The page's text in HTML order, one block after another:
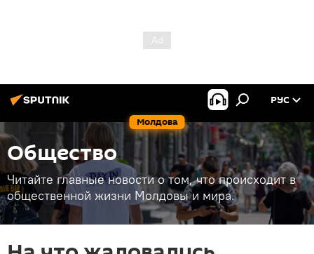
Молдова
РУС
Общество
Читайте главные новости о том, что происходит в
общественной жизни Молдовы и мира.